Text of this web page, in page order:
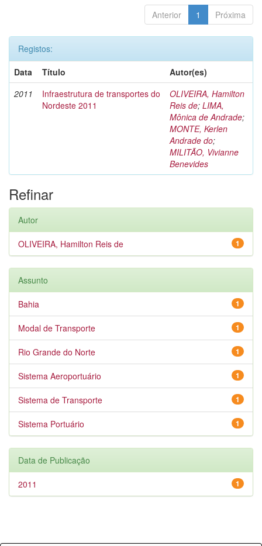
Anterior 1 Próxima
Registos:
Data
Título
Autor(es)
2011
Infraestrutura de transportes do
Nordeste 2011
OLIVEIRA, Hamilton
Reis de; LIMA,
Mônica de Andrade;
MONTE, Kerlen
Andrade do;
MILITÃO, Vivianne
Benevides
Refinar
Autor
1
OLIVEIRA, Hamilton Reis de
Assunto
1
Bahia
1
Modal de Transporte
1
Rio Grande do Norte
1
Sistema Aeroportuário
1
Sistema de Transporte
1
Sistema Portuário
Data de Publicação
1
2011